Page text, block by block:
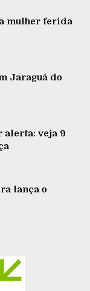
mulher ferida
Jaraguá do
alerta: veja 9
lança o